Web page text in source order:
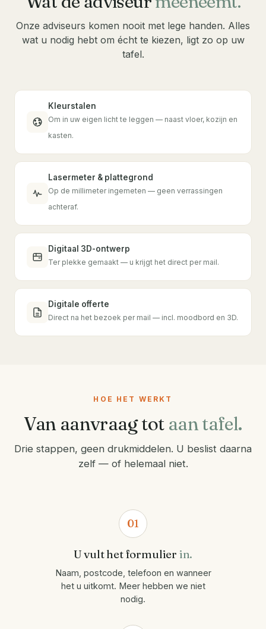
Onze adviseurs komen nooit met lege handen. Alles
wat u nodig hebt om écht te kiezen, ligt zo op uw
tafel.
Kleurstalen
Om in uw eigen licht te leggen — naast vloer, kozijn en
kasten.
Lasermeter & plattegrond
Op de millimeter ingemeten — geen verrassingen
achteraf.
Digitaal 3D-ontwerp
Ter plekke gemaakt — u krijgt het direct per mail.
Digitale offerte
Direct na het bezoek per mail — incl. moodbord en 3D.
HOE HET WERKT
Van aanvraag tot aan tafel.
Drie stappen, geen drukmiddelen. U beslist daarna
zelf — of helemaal niet.
01
U vult het formulier in.
Naam, postcode, telefoon en wanneer
het u uitkomt. Meer hebben we niet
nodig.